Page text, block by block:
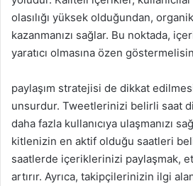
olasılığı yüksek olduğundan,
kazanmanızı sağlar. Bu noktada,
yaratıcı olmasına özen
paylaşım stratejisi de dikkat
unsurdur. Tweetlerinizi belirli saat
daha fazla kullanıcıya ulaşmanızı
kitlenizin en aktif olduğu saatleri
saatlerde içeriklerinizi paylaşmak,
artırır. Ayrıca, takipçilerinizin ilgi